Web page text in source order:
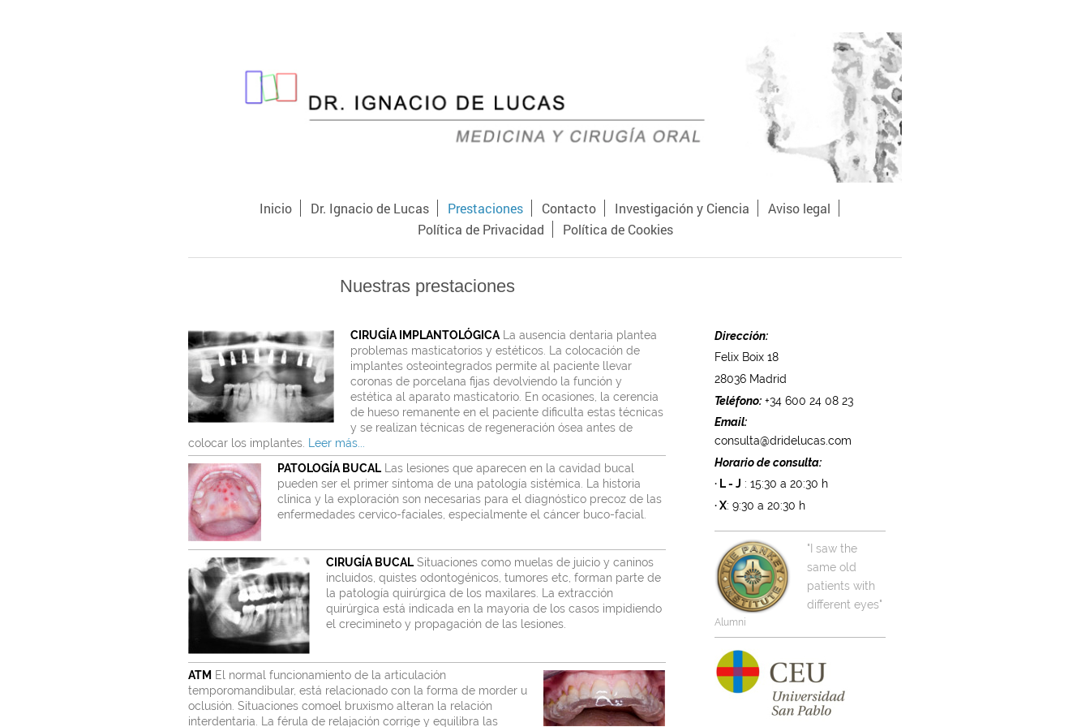
Inicio Dr. Ignacio de Lucas Prestaciones Contacto Investigación y Ciencia
Aviso legal
Política de Privacidad
Política de Cookies
Nuestras prestaciones
CIRUGÍA IMPLANTOLÓGICA La ausencia dentaria plantea
problemas masticatorios y estéticos. La colocación de
implantes osteointegrados permite al paciente llevar
coronas de porcelana fijas devolviendo la función y
estética al aparato masticatorio. En ocasiones, la cerencia
de hueso remanente en el paciente dificulta estas técnicas
y se realizan técnicas de regeneración ósea antes de
colocar los implantes. Leer más...
PATOLOGÍA BUCAL Las lesiones que aparecen en la cavidad bucal
pueden ser el primer síntoma de una patología sistémica. La historia
clínica y la exploración son necesarias para el diagnóstico precoz de las
enfermedades cervico-faciales, especialmente el cáncer buco-facial.
CIRUGÍA BUCAL Situaciones como muelas de juicio y caninos
incluidos, quistes odontogénicos, tumores etc, forman parte de
la patología quirúrgica de los maxilares. La extracción
quirúrgica está indicada en la mayoria de los casos impidiendo
el crecimineto y propagación de las lesiones.
ATM El normal funcionamiento de la articulación
temporomandibular, está relacionado con la forma de morder u
oclusión. Situaciones comoel bruxismo alteran la relación
interdentaria. La férula de relajación corrige y equilibra las
Dirección:
Felix Boix 18
28036 Madrid
Teléfono: +34 600 24 08 23
Email:
consulta@dridelucas.com
Horario de consulta:
· L - J : 15:30 a 20:30 h
· X: 9:30 a 20:30 h
Alumni
"I saw the
same old
patients with
different eyes"